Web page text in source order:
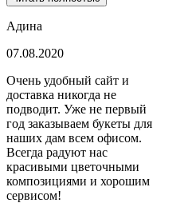
Адина
07.08.2020
Очень удобный сайт и
доставка никогда не
подводит. Уже не первый
год заказываем букеты для
наших дам всем офисом.
Всегда радуют нас
красивыми цветочными
композициями и хорошим
сервисом!